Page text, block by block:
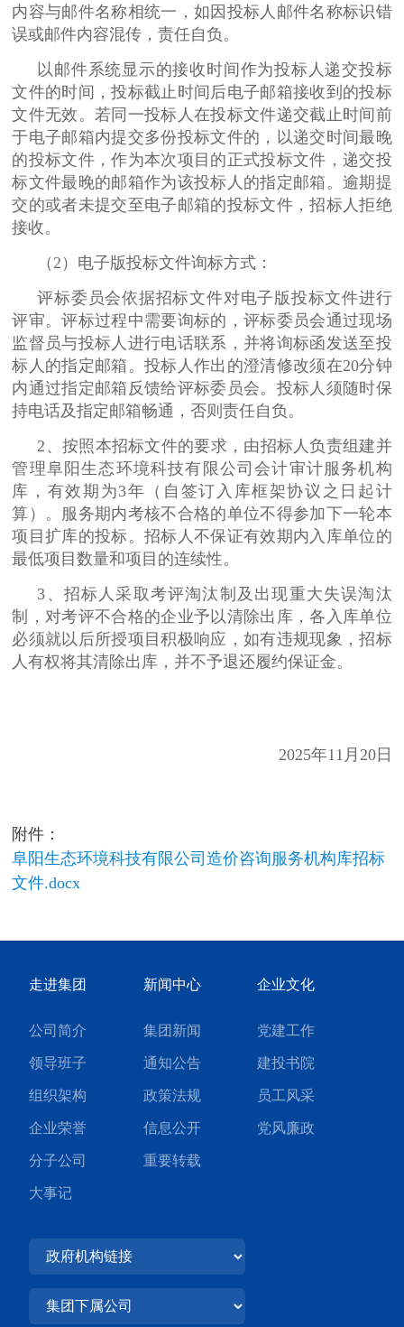
内容与邮件名称相统一，如因投标人邮件名称标识错
误或邮件内容混传，责任自负。
以邮件系统显示的接收时间作为投标人递交投标
文件的时间，投标截止时间后电子邮箱接收到的投标
文件无效。若同一投标人在投标文件递交截止时间前
于电子邮箱内提交多份投标文件的，以递交时间最晚
的投标文件，作为本次项目的正式投标文件，递交投
标文件最晚的邮箱作为该投标人的指定邮箱。逾期提
交的或者未提交至电子邮箱的投标文件，招标人拒绝
接收。
（2）电子版投标文件询标方式：
评标委员会依据招标文件对电子版投标文件进行
评审。评标过程中需要询标的，评标委员会通过现场
监督员与投标人进行电话联系，并将询标函发送至投
标人的指定邮箱。投标人作出的澄清修改须在20分钟
内通过指定邮箱反馈给评标委员会。投标人须随时保
持电话及指定邮箱畅通，否则责任自负。
2、按照本招标文件的要求，由招标人负责组建并
管理阜阳生态环境科技有限公司会计审计服务机构
库，有效期为3年（自签订入库框架协议之日起计
算）。服务期内考核不合格的单位不得参加下一轮本
项目扩库的投标。招标人不保证有效期内入库单位的
最低项目数量和项目的连续性。
3、招标人采取考评淘汰制及出现重大失误淘汰
制，对考评不合格的企业予以清除出库，各入库单位
必须就以后所授项目积极响应，如有违规现象，招标
人有权将其清除出库，并不予退还履约保证金。
2025年11月20日
附件：
阜阳生态环境科技有限公司造价咨询服务机构库招标
文件.docx
走进集团
公司简介
领导班子
组织架构
企业荣誉
分子公司
大事记
新闻中心
集团新闻
通知公告
政策法规
信息公开
重要转载
企业文化
党建工作
建投书院
员工风采
党风廉政